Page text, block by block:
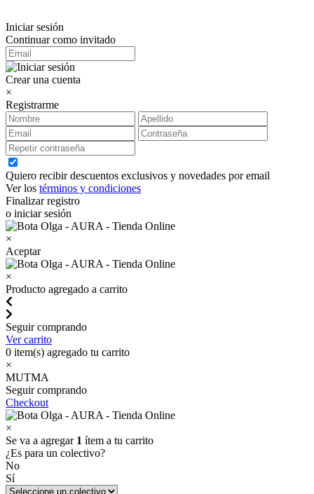
Iniciar sesión
Continuar como invitado
Crear una cuenta
×
Registrarme
Quiero recibir descuentos exclusivos y novedades por email
Ver los términos y condiciones
Finalizar registro
o iniciar sesión
×
Aceptar
×
Producto agregado a carrito
Seguir comprando
Ver carrito
0 item(s) agregado tu carrito
×
MUTMA
Seguir comprando
Checkout
×
Se va a agregar 1 ítem a tu carrito
¿Es para un colectivo?
No
Sí